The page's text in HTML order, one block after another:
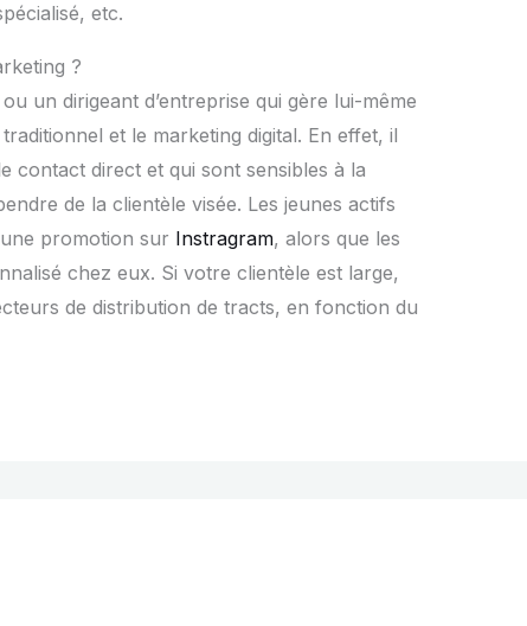
etc.
?
un dirigeant d’entreprise qui gère lui-même
et le marketing digital. En effet, il
contact direct et qui sont sensibles à la
de la clientèle visée. Les jeunes actifs
promotion sur Instragram, alors que les
chez eux. Si votre clientèle est large,
de distribution de tracts, en fonction du